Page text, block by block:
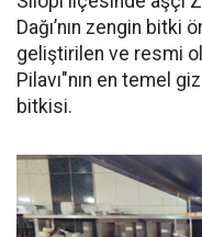
Dağı’nın zengin bitki
geliştirilen ve resmi
Pilavı"nın en temel
bitkisi.